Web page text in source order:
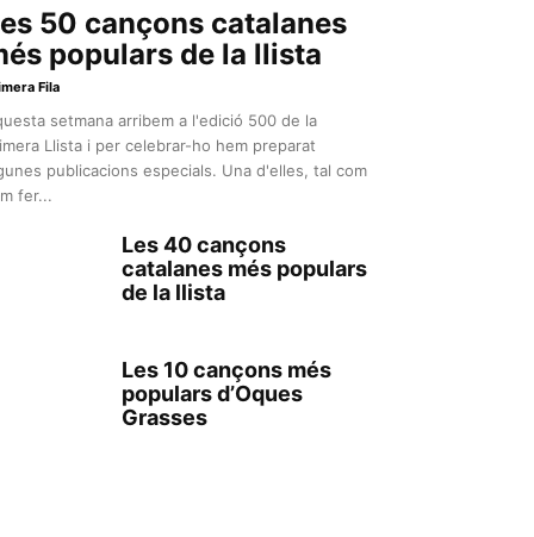
50 cançons catalanes
populars de la llista
Fila
setmana arribem a l'edició 500 de la
Llista i per celebrar-ho hem preparat
publicacions especials. Una d'elles, tal com
fer...
Les 40 cançons
catalanes més populars
de la llista
Les 10 cançons més
populars d’Oques
Grasses